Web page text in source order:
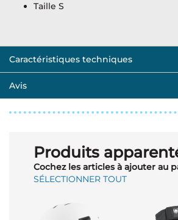
Taille S
Caractéristiques techniques
Avis
Produits
Cochez les articles à ajouter au
SÉLECTIONNER TOUT